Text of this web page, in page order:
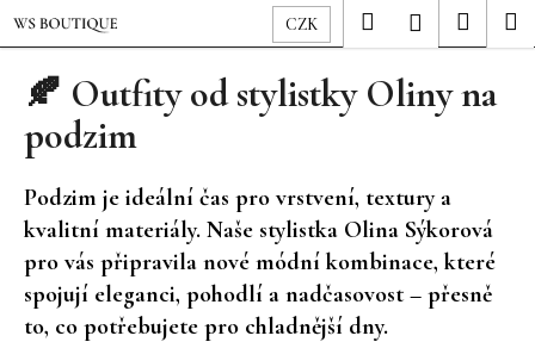
Přejít
na
obsah
CZK Hledat Přihlášení
🍂 Outfity od stylistky Oliny na
podzim
Podzim je ideální čas pro vrstvení, textury a
kvalitní materiály. Naše stylistka Olina Sýkorová
pro vás připravila nové módní kombinace, které
spojují eleganci, pohodlí a nadčasovost – přesně
to, co potřebujete pro chladnější dny.
K
o
C
o
p
o
t
ř
e